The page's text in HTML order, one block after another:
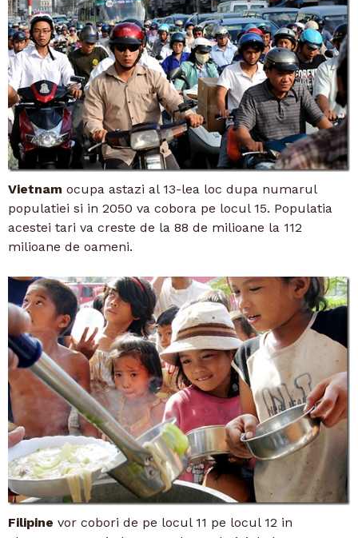
Vietnam ocupa astazi al 13-lea loc dupa numarul
populatiei si in 2050 va cobora pe locul 15. Populatia
acestei tari va creste de la 88 de milioane la 112
milioane de oameni.
Filipinevor cobori de pe locul 11 pe locul 12 in